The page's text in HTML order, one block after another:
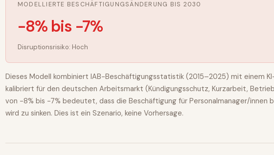
MODELLIERTE BESCHÄFTIGUNGSÄNDERUNG BIS 2030
-8% bis -7%
Disruptionsrisiko: Hoch
Dieses Modell kombiniert IAB-Beschäftigungsstatistik (2015–2025) mit einem
kalibriert für den deutschen Arbeitsmarkt (Kündigungsschutz, Kurzarbeit,
von -8% bis -7% bedeutet, dass die Beschäftigung für Personalmanager/innen
wird zu sinken. Dies ist ein Szenario, keine Vorhersage.